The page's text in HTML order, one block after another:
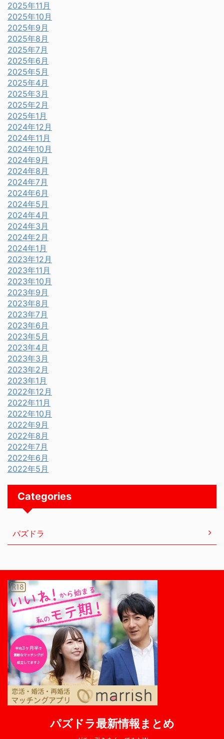
2025年11月
2025年10月
2025年9月
2025年8月
2025年7月
2025年6月
2025年5月
2025年4月
2025年3月
2025年2月
2025年1月
2024年12月
2024年11月
2024年10月
2024年9月
2024年8月
2024年7月
2024年6月
2024年5月
2024年4月
2024年3月
2024年2月
2024年1月
2023年12月
2023年11月
2023年10月
2023年9月
2023年8月
2023年7月
2023年6月
2023年5月
2023年4月
2023年3月
2023年2月
2023年1月
2022年12月
2022年11月
2022年10月
2022年9月
2022年8月
2022年7月
2022年6月
2022年5月
Categories
パズドラ
パズドラ最新情報まとめ